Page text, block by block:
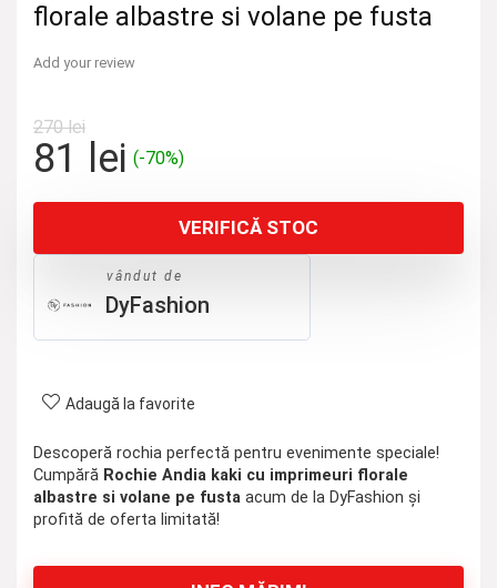
florale albastre si volane pe fusta
Add your review
270lei
Prețul
a
fost:
270 lei.
81 leiPrețul
este:
81 lei.
(-70%)
VERIFICĂ STOC
vândut de
DyFashion
Adaugă la favorite
Descoperă rochia perfectă pentru evenimente speciale!
Cumpără Rochie Andia kaki cu imprimeuri florale
albastre si volane pe fusta acum de la DyFashion și
profită de oferta limitată!